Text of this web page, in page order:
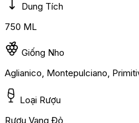
Dung Tích
750 ML
Giống Nho
Aglianico, Montepulciano,
Loại Rượu
Rượu Vang Đỏ